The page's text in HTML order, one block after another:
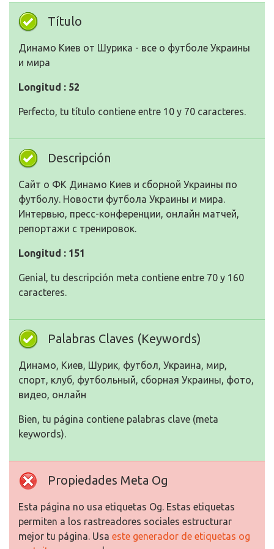
Título
Динамо Киев от Шурика - все о футболе Украины
и мира
Longitud : 52
Perfecto, tu título contiene entre 10 y 70 caracteres.
Descripción
Сайт о ФК Динамо Киев и сборной Украины по
футболу. Новости футбола Украины и мира.
Интервью, пресс-конференции, онлайн матчей,
репортажи с тренировок.
Longitud : 151
Genial, tu descripción meta contiene entre 70 y 160
caracteres.
Palabras Claves (Keywords)
Динамо, Киев, Шурик, футбол, Украина, мир,
спорт, клуб, футбольный, сборная Украины, фото,
видео, онлайн
Bien, tu página contiene palabras clave (meta
keywords).
Propiedades Meta Og
Esta página no usa etiquetas Og. Estas etiquetas
permiten a los rastreadores sociales estructurar
mejor tu página. Usa este generador de etiquetas og